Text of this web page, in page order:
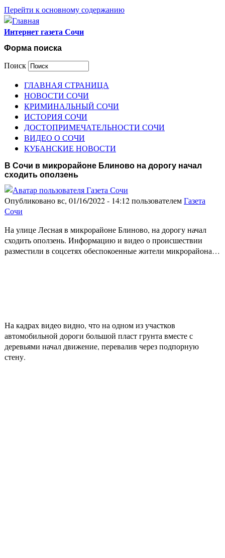
Перейти к основному содержанию
Интернет газета Сочи
Форма поиска
Поиск
ГЛАВНАЯ СТРАНИЦА
НОВОСТИ СОЧИ
КРИМИНАЛЬНЫЙ СОЧИ
ИСТОРИЯ СОЧИ
ДОСТОПРИМЕЧАТЕЛЬНОСТИ СОЧИ
ВИДЕО О СОЧИ
КУБАНСКИЕ НОВОСТИ
В Сочи в микрорайоне Блиново на дорогу начал
сходить оползень
Опубликовано вс, 01/16/2022 - 14:12 пользователемГазета
Сочи
На улице Лесная в микрорайоне Блиново, на дорогу начал
сходить оползень. Информацию и видео о происшествии
разместили в соцсетях обеспокоенные жители микрорайона…
На кадрах видео видно, что на одном из участков
автомобильной дороги большой пласт грунта вместе с
деревьями начал движение, перевалив через подпорную
стену.